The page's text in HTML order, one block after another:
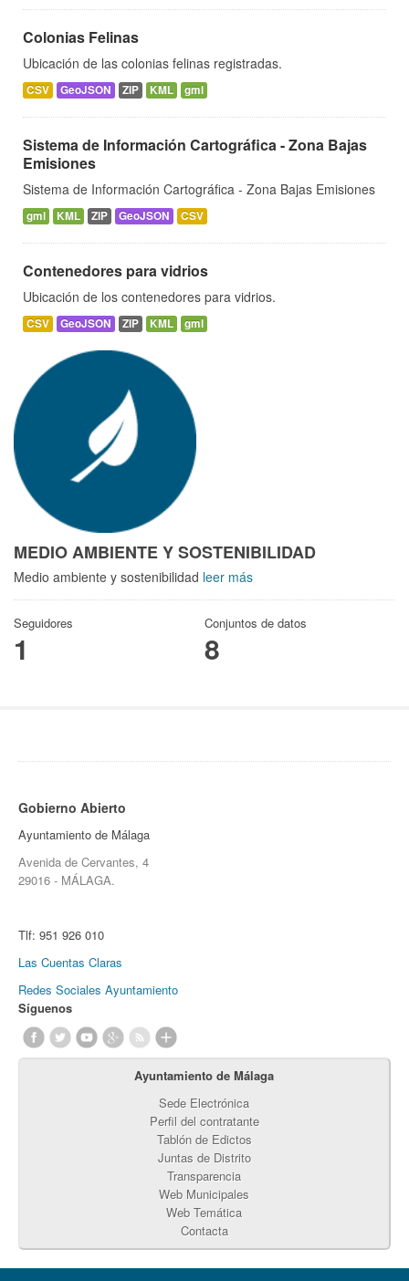
Colonias Felinas
Ubicación de las colonias felinas registradas.
CSV GeoJSON ZIP KML gml
Sistema de Información Cartográfica - Zona Bajas
Emisiones
Sistema de Información Cartográfica - Zona Bajas Emisiones
gml KML ZIP GeoJSON CSV
Contenedores para vidrios
Ubicación de los contenedores para vidrios.
CSV GeoJSON ZIP KML gml
MEDIO AMBIENTE Y SOSTENIBILIDAD
Medio ambiente y sostenibilidad leer más
Seguidores
1
Conjuntos de datos
8
Gobierno Abierto
Ayuntamiento de Málaga
Avenida de Cervantes, 4
29016 - MÁLAGA.
Tlf: 951 926 010
Las Cuentas Claras
Redes Sociales Ayuntamiento
Síguenos
Ayuntamiento de Málaga
Sede Electrónica
Perfil del contratante
Tablón de Edictos
Juntas de Distrito
Transparencia
Web Municipales
Web Temática
Contacta